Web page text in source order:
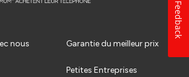
nous Garantie du meilleur prix
Petites Entreprises
Feedback